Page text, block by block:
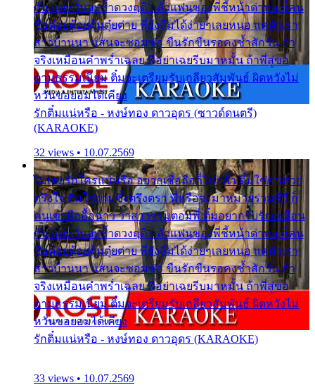
กัน แต่หวั่นจะช้ำดวงฤดี กลัวแฟนของพี่ชี้หน้าด่าทอ ก็คน
ชื่อต๋อยต้อยตุ้มตุ๋ยต่าย พี่ยังลืมได้ง่ายๆเลยหนอ แค่ตัวเรา
สาวบ้านนา แสนจะซอมซ่อ ขืนรักขืนรอคงช้ำสักวัน ถ้า
จริงเหมือนคำพร่ำเฉลย พี่อย่าเฉยรีบมาหมั้น ถ้าพี่สู่ขอ
ตามธรรมเนียม ติ๋มจะเตรียมรับเกลียวสัมพันธ์ ผิดหวังไม่
หวั่นขอยอมได้เคียง
รักติ๋มแน่หรือ - หงษ์ทอง ดาวอุดร (ซาวด์ดนตรี)
(KARAOKE)
32 views • 10.07.2569
ไม่เคยรักใครแน่หรือ อยากเชื่อถือก็ไม่กล้า ติ๋มใช่คนสวย
ตรึงใจ ติ๋มใช่งามซึ้งตรึงตรา พี่หรือจะมาหมายร่วมชีวี ก็
คนเขาลืออื้อฉาว ว่าสาวๆรุมตอมพี่ ติ๋มอยากรับรักเหมือน
กัน แต่หวั่นจะช้ำดวงฤดี กลัวแฟนของพี่ชี้หน้าด่าทอ ก็คน
ชื่อต๋อยต้อยตุ้มตุ๋ยต่าย พี่ยังลืมได้ง่ายๆเลยหนอ แค่ตัวเรา
สาวบ้านนา แสนจะซอมซ่อ ขืนรักขืนรอคงช้ำสักวัน ถ้า
จริงเหมือนคำพร่ำเฉลย พี่อย่าเฉยรีบมาหมั้น ถ้าพี่สู่ขอ
ตามธรรมเนียม ติ๋มจะเตรียมรับเกลียวสัมพันธ์ ผิดหวังไม่
หวั่นขอยอมได้เคียง
รักติ๋มแน่หรือ - หงษ์ทอง ดาวอุดร (KARAOKE)
33 views • 10.07.2569